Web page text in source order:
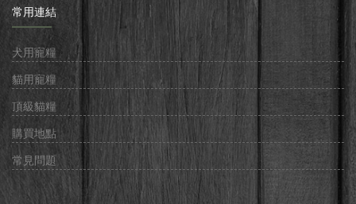
常用連結
犬用寵糧
貓用寵糧
頂級貓糧
購買地點
常見問題